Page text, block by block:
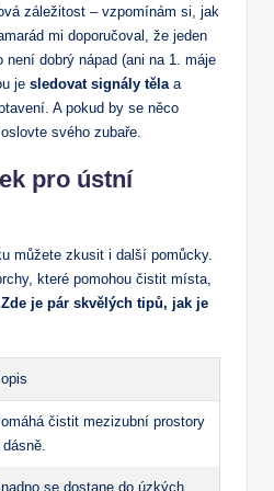
záležitost – vzpomínám si, jak
mi doporučoval,​ že jeden
dobrý nápad (ani ‌na 1. máje⁣
je sledovat signály ⁤těla a
A pokud by se něco
svého zubaře.
pro ‍ústní
můžete ⁢zkusit i další ‍pomůcky.
které ⁣pomohou čistit místa,
Zde je pár skvělých tipů, jak je
čistit mezizubní prostory
se dostane do úzkých